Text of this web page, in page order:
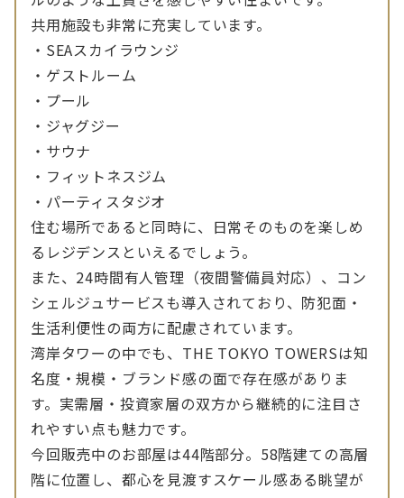
共用施設も非常に充実しています。
・SEAスカイラウンジ
・ゲストルーム
・プール
・ジャグジー
・サウナ
・フィットネスジム
・パーティスタジオ
住む場所であると同時に、日常そのものを楽しめ
るレジデンスといえるでしょう。
また、24時間有人管理（夜間警備員対応）、コン
シェルジュサービスも導入されており、防犯面・
生活利便性の両方に配慮されています。
湾岸タワーの中でも、THE TOKYO TOWERSは知
名度・規模・ブランド感の面で存在感がありま
す。実需層・投資家層の双方から継続的に注目さ
れやすい点も魅力です。
今回販売中のお部屋は44階部分。58階建ての高層
階に位置し、都心を見渡すスケール感ある眺望が